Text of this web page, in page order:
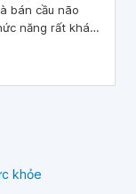
bán cầu não
năng rất khác
khỏe